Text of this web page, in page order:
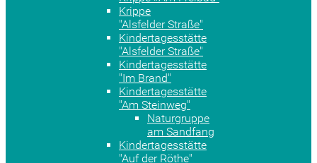
Krippe
"Alsfelder Straße"
Kindertagesstätte
"Alsfelder Straße"
Kindertagesstätte
"Im Brand"
Kindertagesstätte
"Am Steinweg"
Naturgruppe
am Sandfang
Kindertagesstätte
"Auf der Röthe"